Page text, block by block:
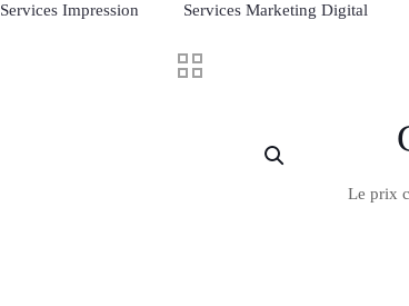
Services Impression Services Marketing Digital
Le prix